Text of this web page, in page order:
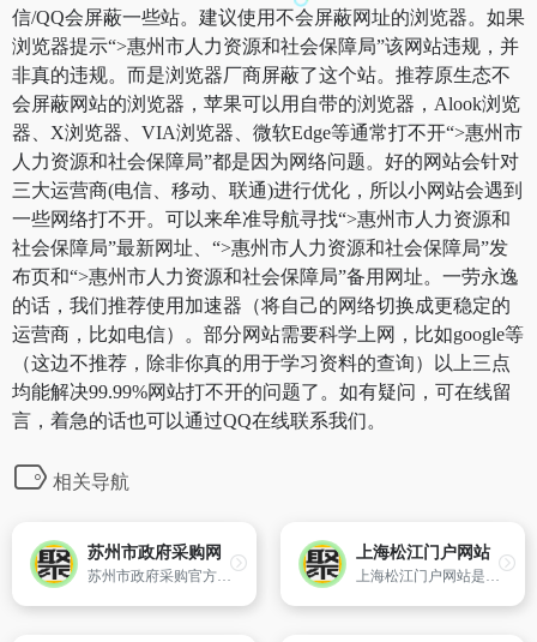
信/QQ会屏蔽一些站。建议使用不会屏蔽网址的浏览器。如果
浏览器提示“>惠州市人力资源和社会保障局”该网站违规，并
非真的违规。而是浏览器厂商屏蔽了这个站。推荐原生态不
会屏蔽网站的浏览器，苹果可以用自带的浏览器，Alook浏览
器、X浏览器、VIA浏览器、微软Edge等通常打不开“>惠州市
人力资源和社会保障局”都是因为网络问题。好的网站会针对
三大运营商(电信、移动、联通)进行优化，所以小网站会遇到
一些网络打不开。可以来牟准导航寻找“>惠州市人力资源和
社会保障局”最新网址、“>惠州市人力资源和社会保障局”发
布页和“>惠州市人力资源和社会保障局”备用网址。一劳永逸
的话，我们推荐使用加速器（将自己的网络切换成更稳定的
运营商，比如电信）。部分网站需要科学上网，比如google等
（这边不推荐，除非你真的用于学习资料的查询）以上三点
均能解决99.99%网站打不开的问题了。如有疑问，可在线留
言，着急的话也可以通过QQ在线联系我们。
相关导航
苏州市政府采购网
苏州市政府采购官方网站
上海松江门户网站
上海松江门户网站是松江区政府部门面向社会的统一平台,是宣传松江、展示松江对外形象的主要窗口,是政府信息公开、网上办事和政民互动的综合性服务平台。